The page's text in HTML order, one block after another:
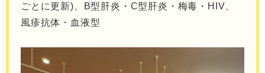
ごとに更新)、B型肝炎・C型肝炎・梅毒・HIV、
風疹抗体・血液型